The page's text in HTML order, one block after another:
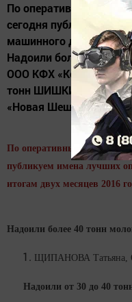
По оперативным
сегодня публикуем
машинного доения по
Надоили более 40
ООО КФХ «Козлова
тонн ШИШКИНА
«Новая Шешма» отд.
По оперативным данным
публикуем имена лучших
итогам двух месяцев 2016
Надоили более 40 тонн
ЩИПАНОВА Татьяна,
Надоили от 30 до 40